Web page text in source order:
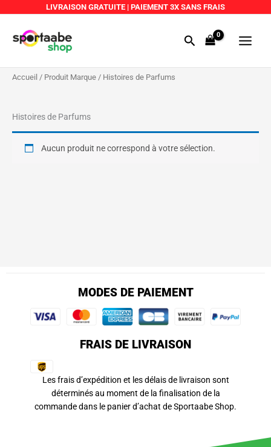
contenu
LIVRAISON GRATUITE | PAIEMENT 3X SANS FRAIS
RechercherMenu
Accueil / Produit Marque / Histoires de Parfums
Histoires de Parfums
Aucun produit ne correspond à votre sélection.
MODES DE PAIEMENT
FRAIS DE LIVRAISON
Les frais d’expédition et les délais de livraison sont
déterminés au moment de la finalisation de la
commande dans le panier d’achat de Sportaabe Shop.